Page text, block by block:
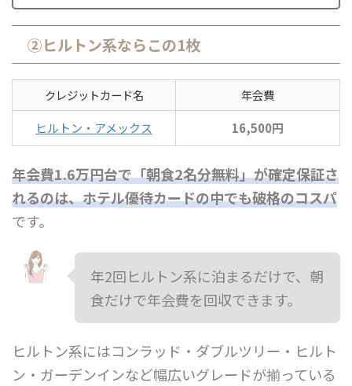
②ヒルトン系ならこの1枚
クレジットカード名
年会費
ヒルトン・アメックス
16,500円
年会費1.6万円台で「朝食2名分無料」が確定保証さ
れるのは、ホテル優待カードの中でも破格のコスパ
です。
年2回ヒルトン系に泊まるだけで、朝
食だけで年会費を回収できます。
ヒルトン系にはコンラッド・ダブルツリー・ヒルト
ン・ガーデンインなど幅広いグレードが揃っている